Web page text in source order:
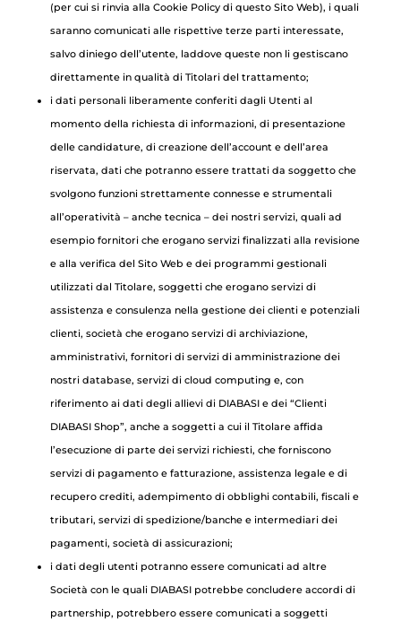
(per cui si rinvia alla Cookie Policy di questo Sito Web), i quali
saranno comunicati alle rispettive terze parti interessate,
salvo diniego dell’utente, laddove queste non li gestiscano
direttamente in qualità di Titolari del trattamento;
i dati personali liberamente conferiti dagli Utenti al
momento della richiesta di informazioni, di presentazione
delle candidature, di creazione dell’account e dell’area
riservata, dati che potranno essere trattati da soggetto che
svolgono funzioni strettamente connesse e strumentali
all’operatività – anche tecnica – dei nostri servizi, quali ad
esempio fornitori che erogano servizi finalizzati alla revisione
e alla verifica del Sito Web e dei programmi gestionali
utilizzati dal Titolare, soggetti che erogano servizi di
assistenza e consulenza nella gestione dei clienti e potenziali
clienti, società che erogano servizi di archiviazione,
amministrativi, fornitori di servizi di amministrazione dei
nostri database, servizi di cloud computing e, con
riferimento ai dati degli allievi di DIABASI e dei “Clienti
DIABASI Shop”, anche a soggetti a cui il Titolare affida
l’esecuzione di parte dei servizi richiesti, che forniscono
servizi di pagamento e fatturazione, assistenza legale e di
recupero crediti, adempimento di obblighi contabili, fiscali e
tributari, servizi di spedizione/banche e intermediari dei
pagamenti, società di assicurazioni;
i dati degli utenti potranno essere comunicati ad altre
Società con le quali DIABASI potrebbe concludere accordi di
partnership, potrebbero essere comunicati a soggetti